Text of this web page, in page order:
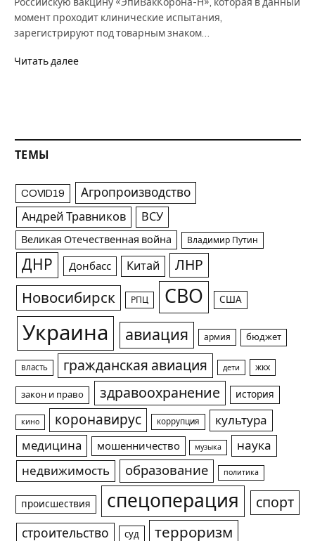
Российскую вакцину «ЭпиВакКорона-Н», которая в данный
момент проходит клинические испытания,
зарегистрируют под товарным знаком…
Читать далее
ТЕМЫ
COVID19 Агропроизводство
Андрей Травников ВСУ
Великая Отечественная война Владимир Путин
ДНР Донбасс Китай ЛНР
Новосибирск РПЦ СВО США
Украина авиация армия бюджет
власть гражданская авиация дети жкх
закон и право здравоохранение история
кино коронавирус коррупция
культура
медицина
мошенничество музыка
наука
недвижимость
образование политика
происшествия спецоперация спорт
строительство суд терроризм